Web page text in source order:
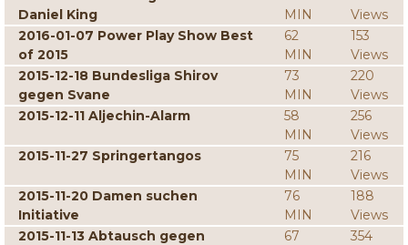
Daniel King
MIN
Views
2016-01-07 Power Play Show Best
of 2015
62
MIN
153
Views
2015-12-18 Bundesliga Shirov
gegen Svane
73
MIN
220
Views
2015-12-11 Aljechin-Alarm
58
MIN
256
Views
2015-11-27 Springertangos
75
MIN
216
Views
2015-11-20 Damen suchen
Initiative
76
MIN
188
Views
2015-11-13 Abtausch gegen
67
354